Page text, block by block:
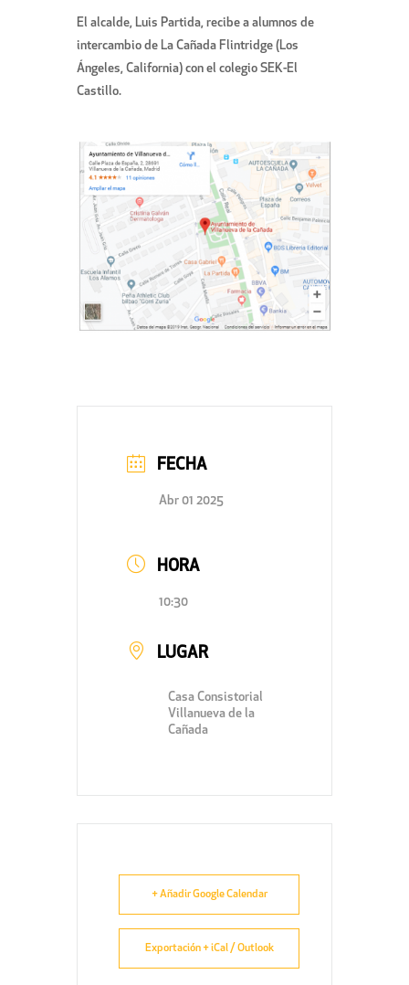
El alcalde, Luis Partida, recibe a alumnos de
intercambio de La Cañada Flintridge (Los
Ángeles, California) con el colegio SEK-El
Castillo.
FECHA
Abr 01 2025
HORA
10:30
LUGAR
Casa Consistorial
Villanueva de la
Cañada
+ Añadir Google Calendar
Exportación + iCal / Outlook